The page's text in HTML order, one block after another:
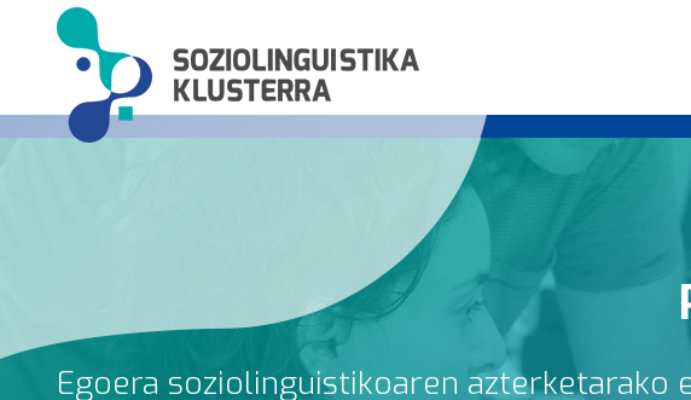
Egoera soziolinguistikoaren